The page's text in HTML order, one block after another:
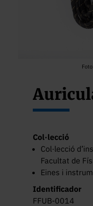
Col·lecció
Col·lecció
Facultat de
Eines i
Identificador
FFUB-0014